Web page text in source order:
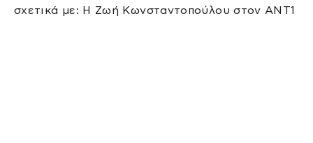
σχετικά με: Η Ζωή Κωνσταντοπούλου στον ΑΝΤ1